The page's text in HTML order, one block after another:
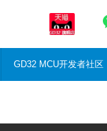
GD32 MCU开发者社区